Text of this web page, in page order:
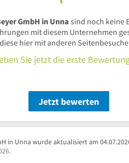
GmbH in Unnasind noch keine
mit diesem Unternehmen
diese hier mit anderen
Sie jetzt die erste
Jetzt bewerten
in Unna wurde aktualisiert am